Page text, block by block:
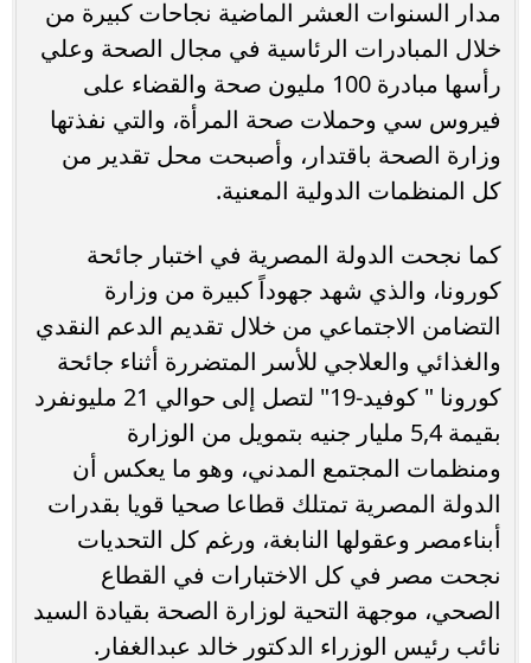
مدار السنوات العشر الماضیة نجاحات كبیرة من
خلال المبادرات الرئاسیة في مجال الصحة وعلي
رأسھا مبادرة 100 ملیون صحة والقضاء على
فیروس سي وحملات صحة المرأة، والتي نفذتھا
وزارة الصحة باقتدار، وأصبحت محل تقدیر من
كل المنظمات الدولیة المعنیة.
كما نجحت الدولة المصریة في اختبار جائحة
كورونا، والذي شھد جهوداً كبیرة من وزارة
التضامن الاجتماعي من خلال تقدیم الدعم النقدي
والغذائي والعلاجي للأسر المتضررة أثناء جائحة
كورونا " كوفید-19" لتصل إلى حوالي 21 ملیونفرد
بقیمة 5,4 ملیار جنيه بتمویل من الوزارة
ومنظمات المجتمع المدني، وهو ما یعكس أن
الدولة المصریة تمتلك قطاعا صحيا قويا بقدرات
أبناءمصر وعقولھا النابغة، ورغم كل التحدیات
نجحت مصر في كل الاختبارات في القطاع
الصحي، موجهة التحیة لوزارة الصحة بقیادة السید
نائب رئیس الوزراء الدكتور خالد عبدالغفار.